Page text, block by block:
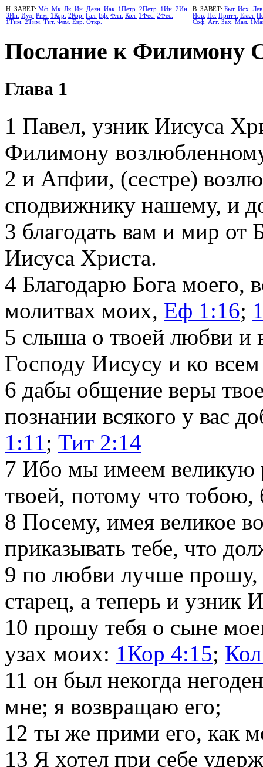
Н. ЗАВЕТ: Мф. Мк. Лк. Ин. Деян. Иак. 1Петр. 2Петр. 1Ин. 2Ин.
3Ин. Иуд. Рим. 1Кор. 2Кор. Гал. Еф. Флп. Кол. 1Фес. 2Фес.
1Тим. 2Тим. Тит. Флм. Евр. Откр.
В. ЗАВЕТ: Быт. Исх.
Иов. Пс. Притч. Еккл.
Соф.
Агг. Зах. Мал.
Послание к Филимону
Глава 1
1 Павел, узник Иисуса
Филимону
2 и Апфии, (сестре)
сподвижнику нашему, и
3 благодать вам и мир от
Иисуса Христа.
4 Благодарю Бога моего,
молитвах моих, Еф 1:16;
5 слыша о твоей любви и
Господу Иисусу и ко
6 дабы общение веры
познании всякого у вас
1:11; Тит 2:14
7 Ибо мы имеем великую
твоей, потому что тобою,
8 Посему, имея великое
приказывать тебе, что
9 по любви лучше прошу,
старец, а теперь и узник
10 прошу тебя о сыне
узах моих: 1Кор 4:15;
11 он был некогда
мне; я возвращаю его;
12 ты же прими его, как
13 Я хотел при себе